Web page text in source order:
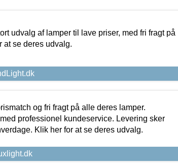
udvalg af lamper til lave priser, med fri fragt på
at se deres udvalg.
og fri fragt på alle deres lamper.
professionel kundeservice. Levering sker
Klik her for at se deres udvalg.